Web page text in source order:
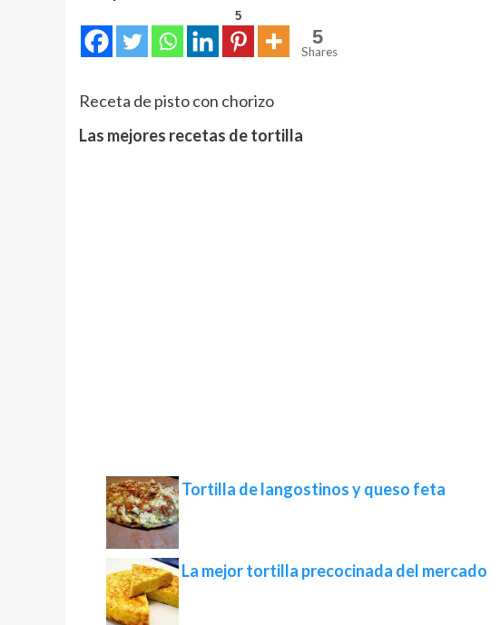
5
5
Shares
Receta de pisto con chorizo
Las mejores recetas de tortilla
Tortilla de langostinos y queso feta
La mejor tortilla precocinada del mercado